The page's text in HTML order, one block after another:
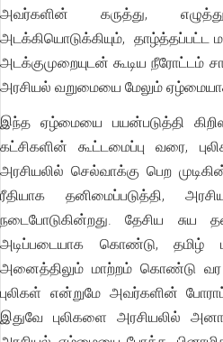
அவர்களின் கருத்து,
அடக்கியொடுக்கியும், தாழ்த்தப்பட்ட
அடக்குமுறையுடன் கூடிய நீரோட்டம்
அரசியல் வறுமையை மேலும்
இந்த ஏழ்மையை பயன்படுத்தி
கட்சிகளின் கூட்டமைப்பு வரை,
அரசியலில் செல்வாக்கு பெற
ரீதியாக தனிமைப்படுத்தி,
நடைபோடுகின்றது. தேசிய சுய
அடிப்படையாக கொண்டு,
அனைத்திலும் மாற்றம் கொண்டு வர
புலிகள் என்றுமே அவர்களின்
இதுவே புலிகளை அரசியலில்